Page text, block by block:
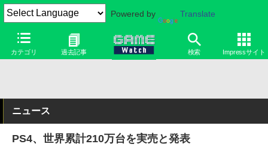
Powered by Translate
カテゴリ 過去記事 検索 Impressサイト
ニュース
PS4、世界累計210万台を実売と発表